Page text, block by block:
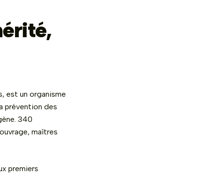
est un organisme
prévention des
340
maîtres
premiers